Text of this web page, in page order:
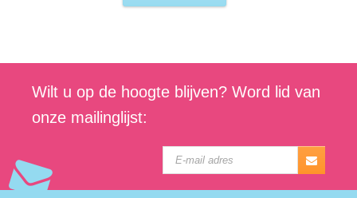
Wilt u op de hoogte blijven? Word lid van
onze mailinglijst: